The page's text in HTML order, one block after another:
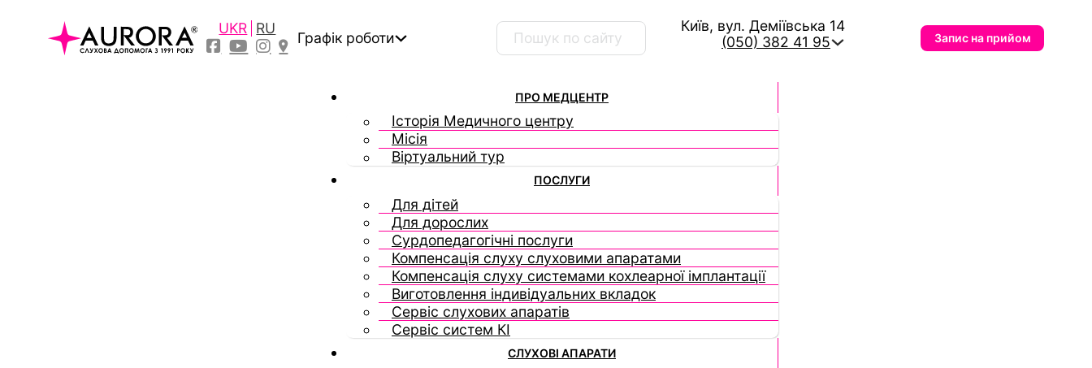
UKR RU
Графік роботи
Пошук …
Київ, вул. Деміївська 14
(050) 382 41 95
Запис на прийом
ПРО МЕДЦЕНТР
Історія Медичного центру
Місія
Віртуальний тур
ПОСЛУГИ
Для дітей
Для дорослих
Сурдопедагогічні послуги
Компенсація слуху слуховими апаратами
Компенсація слуху системами кохлеарної імплантації
Виготовлення індивідуальних вкладок
Сервіс слухових апаратів
Сервіс систем КІ
СЛУХОВІ АПАРАТИ